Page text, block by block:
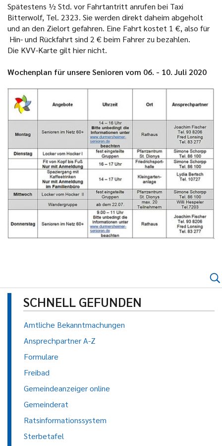
Spätestens ½ Std. vor Fahrtantritt anrufen bei Taxi
Bitterwolf, Tel. 2323. Sie werden direkt daheim abgeholt
und an den Zielort gefahren. Eine Fahrt kostet 1 €, also für
Hin- und Rückfahrt sind 2 € beim Fahrer zu bezahlen.
Die KVV-Karte gilt hier nicht.
Wochenplan für unsere Senioren vom 06. - 10. Juli 2020
SCHNELL GEFUNDEN
Amtliche Bekanntmachungen
Ansprechpartner A-Z
Formulare
Freibad
Gemeindeanzeiger online
Gemeinderat
Ratsinformationssystem
Sterbetafel